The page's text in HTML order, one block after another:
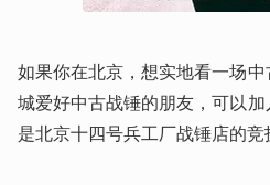
如果你在北京，想实地看一场
城爱好中古战锤的朋友，可以
是北京十四号兵工厂战锤店的